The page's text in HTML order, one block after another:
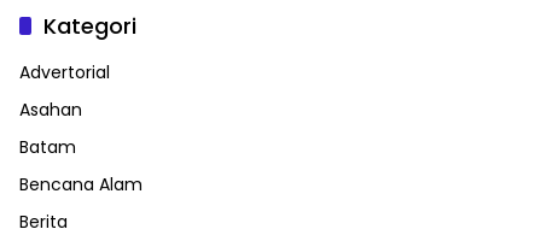
Kategori
Advertorial
Asahan
Batam
Bencana Alam
Berita